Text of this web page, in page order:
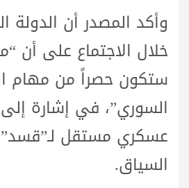
وأكد المصدر أن
خلال الاجتماع على أن
ستكون حصراً من مهام
السوري”، في إشارة
عسكري مستقل
السياق.